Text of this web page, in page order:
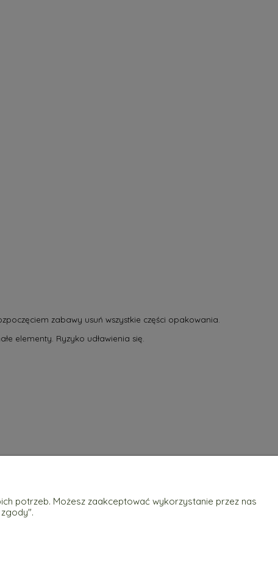
zabawy usuń wszystkie części opakowania.
elementy. Ryzyko udławienia się.
O nas
potrzeb. Możesz zaakceptować wykorzystanie przez nas